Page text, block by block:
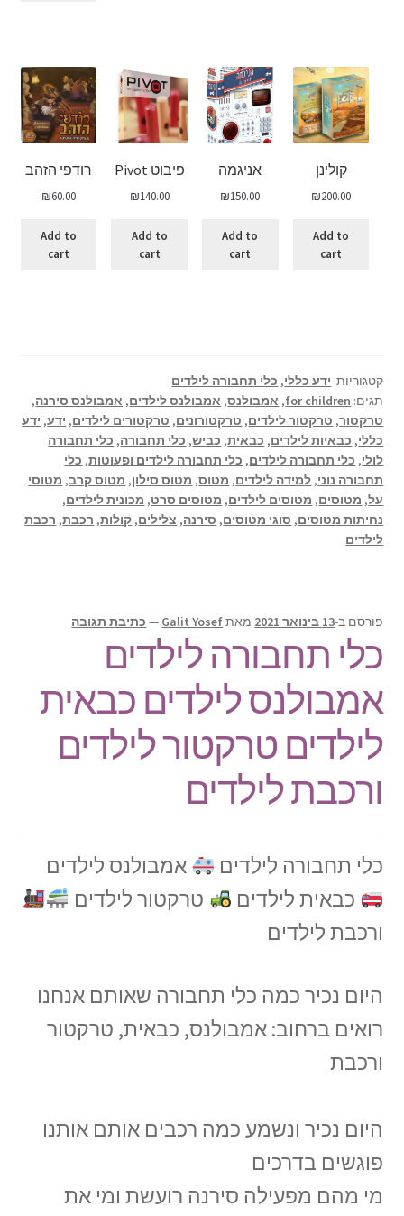
קולינן
₪200.00
Add to
cart
אניגמה
₪150.00
Add to
cart
פיבוט Pivot
₪140.00
Add to
cart
רודפי הזהב
₪60.00
Add to
cart
קטגוריות: ידע כללי, כלי תחבורה לילדים
תגים: for children
, אמבולנס, אמבולנס לילדים, אמבולנס סירנה,
טרקטור, טרקטור לילדים, טרקטורונים, טרקטורים לילדים, ידע, ידע
כללי, כבאיות לילדים, כבאית, כביש, כלי תחבורה, כלי תחבורה
לולי, כלי תחבורה לילדים, כלי תחבורה לילדים ופעוטות, כלי
תחבורה נוני, למידה לילדים, מטוס, מטוס סילון, מטוס קרב, מטוסי
על, מטוסים, מטוסים לילדים, מטוסים סרט, מכונית לילדים,
נחיתות מטוסים, סוגי מטוסים, סירנה, צלילים, קולות, רכבת, רכבת
לילדים
פורסם ב-13 בינואר 2021 מאתGalit Yosef
— כתיבת תגובה
כלי תחבורה לילדים
אמבולנס לילדים כבאית
לילדים טרקטור לילדים
ורכבת לילדים
כלי תחבורה לילדים
אמבולנס לילדים
כבאית לילדים
טרקטור לילדים
ורכבת לילדים
היום נכיר כמה כלי תחבורה שאותם אנחנו
רואים ברחוב: אמבולנס, כבאית, טרקטור
ורכבת
היום נכיר ונשמע כמה רכבים אותם אותנו
פוגשים בדרכים
מי מהם מפעילה סירנה רועשת ומי את